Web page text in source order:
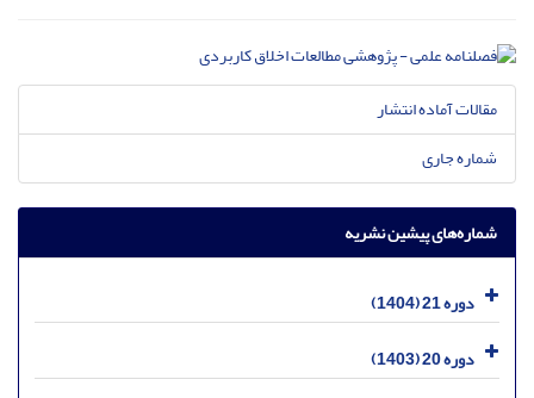
مقالات آماده انتشار
شماره جاری
شماره‌های پیشین نشریه
دوره 21 (1404)
دوره 20 (1403)